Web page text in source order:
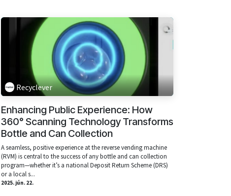
Recyclever
Enhancing Public Experience: How
360° Scanning Technology Transforms
Bottle and Can Collection
A seamless, positive experience at the reverse vending machine
(RVM) is central to the success of any bottle and can collection
program—whether it’s a national Deposit Return Scheme (DRS)
or a local s...
2025. jún. 22.